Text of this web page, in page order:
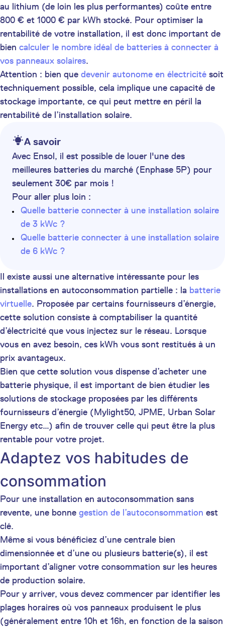
au lithium (de loin les plus performantes) coûte entre
800 € et 1000 € par kWh stocké. Pour optimiser la
rentabilité de votre installation, il est donc important de
bien calculer le nombre idéal de batteries à connecter à
vos panneaux solaires.
Attention : bien que devenir autonome en électricité soit
techniquement possible, cela implique une capacité de
stockage importante, ce qui peut mettre en péril la
rentabilité de l’installation solaire.
A savoir
Avec Ensol, il est possible de louer l'une des
meilleures batteries du marché (Enphase 5P) pour
seulement 30€ par mois !
Pour aller plus loin :
Quelle batterie connecter à une installation solaire
de 3 kWc ?
Quelle batterie connecter à une installation solaire
de 6 kWc ?
Il existe aussi une alternative intéressante pour les
installations en autoconsommation partielle : la batterie
virtuelle. Proposée par certains fournisseurs d’énergie,
cette solution consiste à comptabiliser la quantité
d’électricité que vous injectez sur le réseau. Lorsque
vous en avez besoin, ces kWh vous sont restitués à un
prix avantageux.
Bien que cette solution vous dispense d’acheter une
batterie physique, il est important de bien étudier les
solutions de stockage proposées par les différents
fournisseurs d’énergie (Mylight50, JPME, Urban Solar
Energy etc…) afin de trouver celle qui peut être la plus
rentable pour votre projet.
Adaptez vos habitudes de
consommation
Pour une installation en autoconsommation sans
revente, une bonne gestion de l’autoconsommation est
clé.
Même si vous bénéficiez d’une centrale bien
dimensionnée et d’une ou plusieurs batterie(s), il est
important d’aligner votre consommation sur les heures
de production solaire.
Pour y arriver, vous devez commencer par identifier les
plages horaires où vos panneaux produisent le plus
(généralement entre 10h et 16h, en fonction de la saison